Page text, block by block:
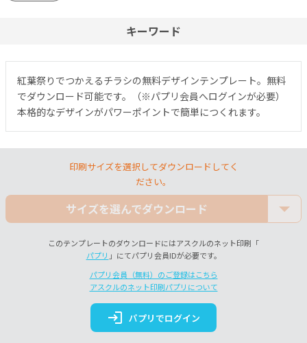
キーワード
紅葉祭りでつかえるチラシの無料デザインテンプレート。無料
でダウンロード可能です。（※パプリ会員へログインが必要）
本格的なデザインがパワーポイントで簡単につくれます。
印刷サイズを選択してダウンロードしてく
ださい。
サイズを選んでダウンロード
このテンプレートのダウンロードにはアスクルのネット印刷「
パプリ 」にてパプリ会員IDが必要です。
パプリ会員（無料）のご登録はこちら
アスクルのネット印刷パプリについて
login パプリでログイン